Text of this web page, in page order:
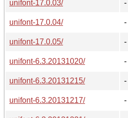
unifont-17.0.03/
-
unifont-17.0.04/
-
unifont-17.0.05/
-
unifont-6.3.20131020/
-
unifont-6.3.20131215/
-
unifont-6.3.20131217/
-